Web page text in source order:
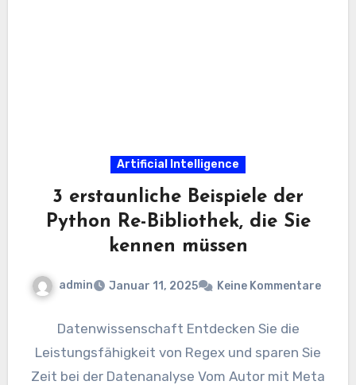
Artificial Intelligence
3 erstaunliche Beispiele der
Python Re-Bibliothek, die Sie
kennen müssen
admin Januar 11, 2025 Keine Kommentare
Datenwissenschaft Entdecken Sie die
Leistungsfähigkeit von Regex und sparen Sie
Zeit bei der Datenanalyse Vom Autor mit Meta